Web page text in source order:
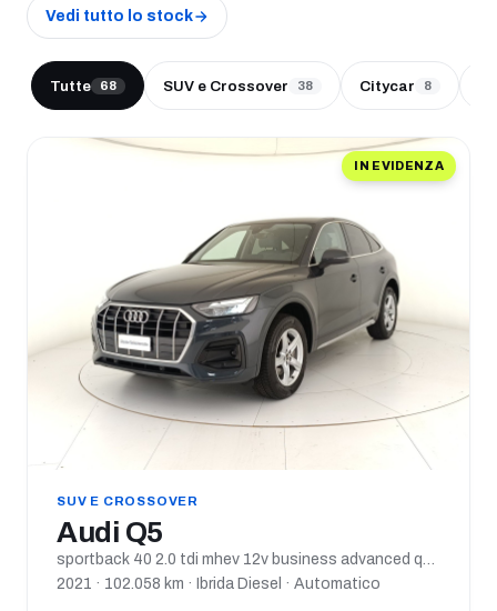
Vedi tutto lo stock
Tutte 68 SUV e Crossover 38 Citycar 8
IN EVIDENZA
SUV E CROSSOVER
Audi Q5
2021 · 102.058 km · Ibrida Diesel · Automatico